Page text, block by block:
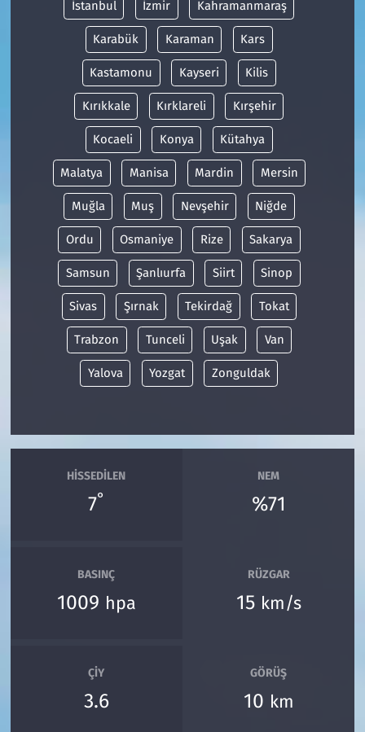
İstanbul İzmir Kahramanmaraş
Karabük Karaman Kars
Kastamonu Kayseri Kilis
Kırıkkale Kırklareli Kırşehir
Kocaeli Konya Kütahya
Malatya Manisa Mardin Mersin
Muğla Muş Nevşehir Niğde
Ordu Osmaniye Rize Sakarya
Samsun Şanlıurfa Siirt Sinop
Sivas Şırnak Tekirdağ Tokat
Trabzon Tunceli Uşak Van
Yalova Yozgat Zonguldak
HISSEDILEN
7°
NEM
%71
BASINÇ
1009 hpa
RÜZGAR
15 km/s
ÇIY
3.6
GÖRÜŞ
10 km